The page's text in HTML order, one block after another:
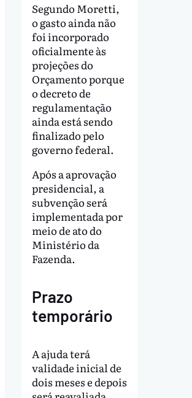
Segundo Moretti,
o gasto ainda não
foi incorporado
oficialmente às
projeções do
Orçamento porque
o decreto de
regulamentação
ainda está sendo
finalizado pelo
governo federal.
Após a aprovação
presidencial, a
subvenção será
implementada por
meio de ato do
Ministério da
Fazenda.
Prazo
temporário
A ajuda terá
validade inicial de
dois meses e depois